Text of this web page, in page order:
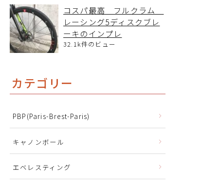
コスパ最高 フルクラム
レーシング5ディスクブレ
ーキのインプレ
32.1k件のビュー
カテゴリー
PBP(Paris-Brest-Paris)
キャノンボール
エベレスティング